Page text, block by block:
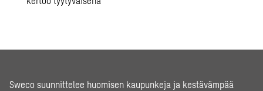
Sweco suunnittelee huomisen kaupunkeja ja kestävämpää